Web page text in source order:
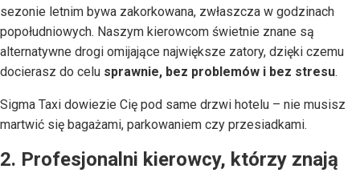
sezonie letnim bywa zakorkowana, zwłaszcza w godzinach
popołudniowych. Naszym kierowcom świetnie znane są
alternatywne drogi omijające największe zatory, dzięki czemu
docierasz do celu sprawnie, bez problemów i bez stresu.
Sigma Taxi dowiezie Cię pod same drzwi hotelu – nie musisz
martwić się bagażami, parkowaniem czy przesiadkami.
2. Profesjonalni kierowcy, którzy znają